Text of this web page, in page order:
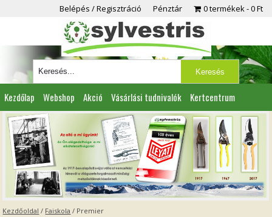
Belépés / Regisztráció Pénztár 0 termékek 0 Ft
Kezdőlap Webshop Akció Vásárlási tudnivalók Kertcentrum
Viszonteladóknak Partnereink Kapcsolat
Kezdőoldal / Faiskola / Premier